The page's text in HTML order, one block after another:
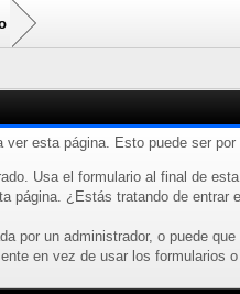
esta página. Esto puede ser
Usa el formulario al final de
página. ¿Estás tratando de
por un administrador, o puede
en vez de usar los formularios